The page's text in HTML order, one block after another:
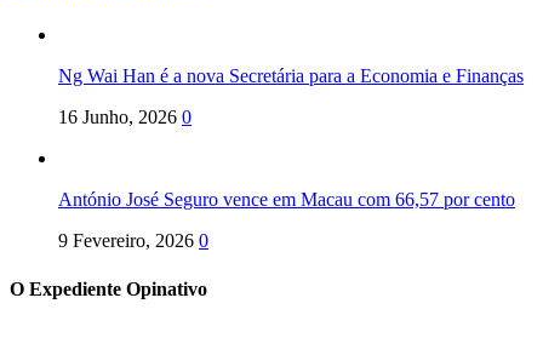
Ng Wai Han é a nova Secretária para a Economia e Finanças
16 Junho, 2026 0
António José Seguro vence em Macau com 66,57 por cento
9 Fevereiro, 2026 0
O Expediente Opinativo